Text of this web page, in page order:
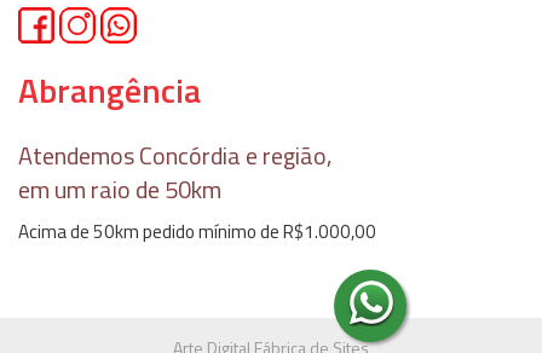
Abrangência
Atendemos Concórdia e região,
em um raio de 50km
Acima de 50km pedido mínimo de R$1.000,00
Arte Digital Fábrica de Sites